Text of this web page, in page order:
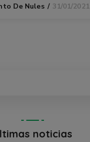
De Nules 31/01/2021
noticias